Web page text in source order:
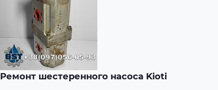
Ремонт шестеренного насоса Kioti